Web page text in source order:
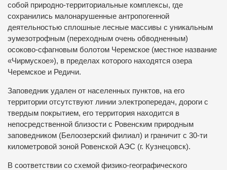
собой природно-территориальные комплексы, где
сохранились малонарушенные антропогенной
деятельностью сплошные лесные массивы с уникальным
эумезотрофным (переходным очень обводненным)
осоково-сфагновым болотом Черемское (местное название
«Чирмуское»), в пределах которого находятся озера
Черемское и Редичи.
Заповедник удален от населенных пунктов, на его
территории отсутствуют линии электропередач, дороги с
твердым покрытием, его территория находится в
непосредственной близости с Ровенским природным
заповедником (Белоозерский филиал) и граничит с 30-ти
километровой зоной Ровенской АЭС (г. Кузнецовск).
В соответствии со схемой физико-географического